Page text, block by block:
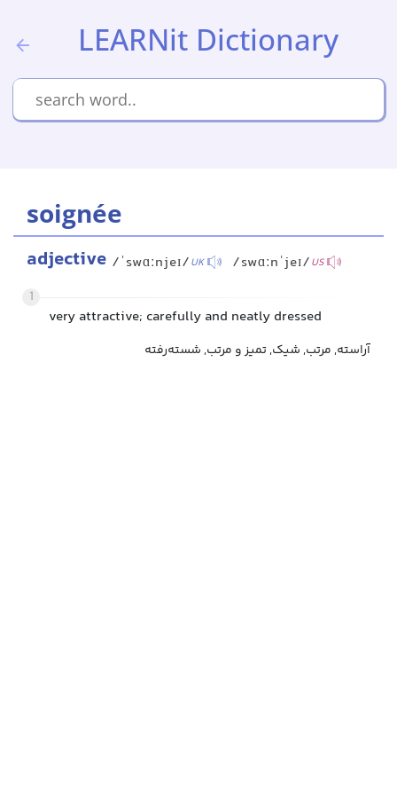
LEARNit Dictionary
soignée
adjective /ˈswɑːnjeɪ/UK /swɑːnˈjeɪ/US
1
very attractive; carefully and neatly dressed
آراسته, مرتب, شیک, تمیز و مرتب, شسته‌رفته